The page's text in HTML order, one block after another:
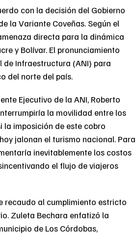
con la decisión del Gobierno
la Variante Coveñas. Según el
directa para la dinámica
y Bolívar. El pronunciamiento
Infraestructura (ANI) para
del norte del país.
Ejecutivo de la ANI, Roberto
la movilidad entre los
la imposición de este cobro
jalonan el turismo nacional. Para
inevitablemente los costos
el flujo de viajeros
recaudo al cumplimiento estricto
Zuleta Bechara enfatizó la
de Los Córdobas,